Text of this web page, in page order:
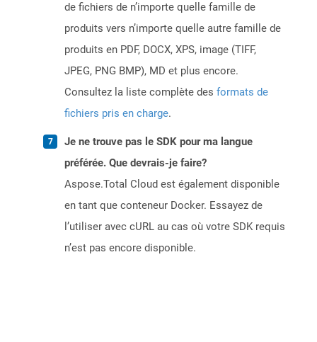
de fichiers de n’importe quelle famille de
produits vers n’importe quelle autre famille de
produits en PDF, DOCX, XPS, image (TIFF,
JPEG, PNG BMP), MD et plus encore.
Consultez la liste complète des formats de
fichiers pris en charge.
Je ne trouve pas le SDK pour ma langue
préférée. Que devrais-je faire?
Aspose.Total Cloud est également disponible
en tant que conteneur Docker. Essayez de
l’utiliser avec cURL au cas où votre SDK requis
n’est pas encore disponible.